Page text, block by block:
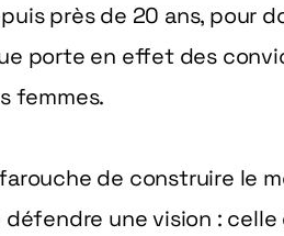
près de 20 ans, pour
porte en effet des
femmes.
de construire le
une vision :